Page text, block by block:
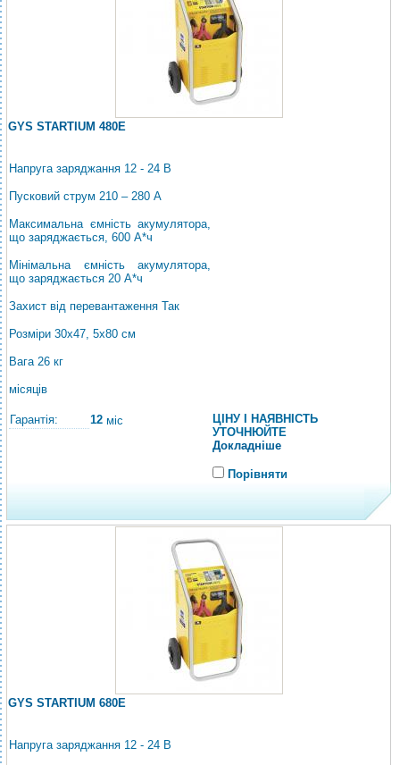
GYS STARTIUM 480E
Напруга заряджання 12 - 24 В
Пусковий струм 210 – 280 А
Максимальна ємність акумулятора,
що заряджається, 600 А*ч
Мінімальна ємність акумулятора,
що заряджається 20 А*ч
Захист від перевантаження Так
Розміри 30x47, 5x80 см
Вага 26 кг
місяців
Гарантія: 12 міс
ЦІНУ І НАЯВНІСТЬ
УТОЧНЮЙТЕ
Докладніше
Порівняти
GYS STARTIUM 680E
Напруга заряджання 12 - 24 В